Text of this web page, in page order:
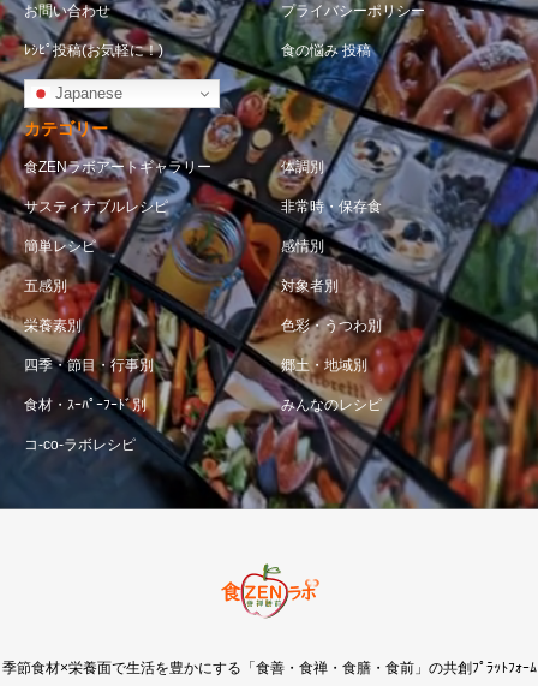
お問い合わせ プライバシーポリシー
ﾚｼﾋﾟ投稿(お気軽に！) 食の悩み 投稿
Japanese
カテゴリー
食ZENラボアートギャラリー 体調別
サスティナブルレシピ 非常時・保存食
簡単レシピ 感情別
五感別 対象者別
栄養素別 色彩・うつわ別
四季・節目・行事別 郷土・地域別
食材・ｽｰﾊﾟｰﾌｰﾄﾞ別 みんなのレシピ
コ-co-ラボレシピ
季節食材×栄養面で生活を豊かにする「食善・食禅・食膳・食前」の共創ﾌﾟﾗｯﾄﾌｫｰﾑ